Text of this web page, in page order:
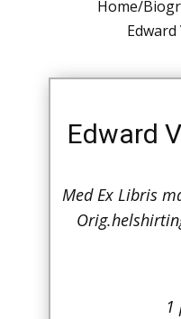
Amerika / USA
Antikke /
Antikviteter
Arkitektur
Home/
Edward
Med Ex Libris
1